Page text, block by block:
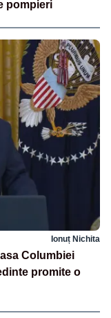
pompieri
Ionuț Nichita
Columbiei
promite o